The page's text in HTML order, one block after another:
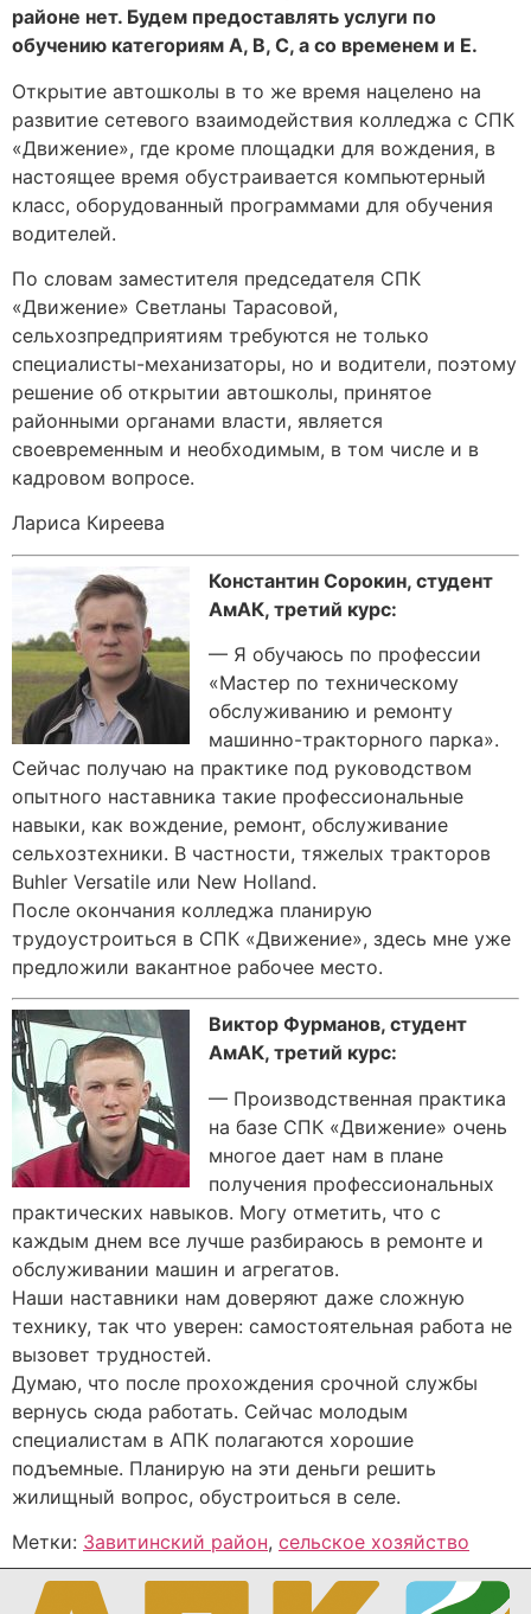
районе нет. Будем предоставлять услуги по
обучению категориям A, B, C, а со временем и E.
Открытие автошколы в то же время нацелено на
развитие сетевого взаимодействия колледжа с СПК
«Движение», где кроме площадки для вождения, в
настоящее время обустраивается компьютерный
класс, оборудованный программами для обучения
водителей.
По словам заместителя председателя СПК
«Движение» Светланы Тарасовой,
сельхозпредприятиям требуются не только
специалисты-механизаторы, но и водители, поэтому
решение об открытии автошколы, принятое
районными органами власти, является
своевременным и необходимым, в том числе и в
кадровом вопросе.
Лариса Киреева
Константин Сорокин, студент
АмАК, третий курс:
— Я обучаюсь по профессии
«Мастер по техническому
обслуживанию и ремонту
машинно-тракторного парка».
Сейчас получаю на практике под руководством
опытного наставника такие профессиональные
навыки, как вождение, ремонт, обслуживание
сельхозтехники. В частности, тяжелых тракторов
Buhler Versatile или New Holland.
После окончания колледжа планирую
трудоустроиться в СПК «Движение», здесь мне уже
предложили вакантное рабочее место.
Виктор Фурманов, студент
АмАК, третий курс:
— Производственная практика
на базе СПК «Движение» очень
многое дает нам в плане
получения профессиональных
практических навыков. Могу отметить, что с
каждым днем все лучше разбираюсь в ремонте и
обслуживании машин и агрегатов.
Наши наставники нам доверяют даже сложную
технику, так что уверен: самостоятельная работа не
вызовет трудностей.
Думаю, что после прохождения срочной службы
вернусь сюда работать. Сейчас молодым
специалистам в АПК полагаются хорошие
подъемные. Планирую на эти деньги решить
жилищный вопрос, обустроиться в селе.
Метки: Завитинский район, сельское хозяйство